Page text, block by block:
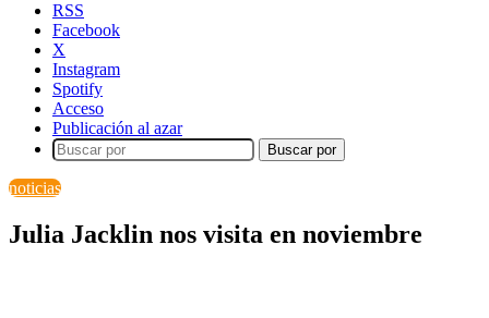
RSS
Facebook
X
Instagram
Spotify
Acceso
Publicación al azar
Buscar por
noticias
Julia Jacklin nos visita en noviembre